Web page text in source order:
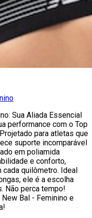
Sua Aliada Essencial
performance com o Top
para atletas que
suporte incomparável
em poliamida
e conforto,
cada quilômetro. Ideal
ele é a escolha
Não perca tempo!
New Bal - Feminino e